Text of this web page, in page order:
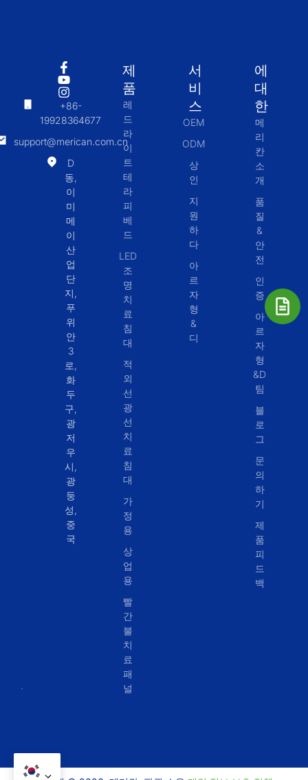
+86-
19928364677
support@merican.com.cn
D
동,
이
미
메
이
산
업
단
지,
푸
위
안
3
로,
화
두
구,
광
저
우
시,
광
둥
성,
중
국
제
품
레
드
라
이
트
테
라
피
베
드
LED
조
명
치
료
침
대
적
외
선
광
선
치
료
침
대
가
정
용
상
업
용
빨
간
불
치
료
패
널
서
비
스
OEM
ODM
상
인
지
원
하
다
아
르
자
형
&
디
에
대
한
메
리
칸
소
개
품
질
&
안
전
인
증
아
르
자
형
&D
팀
블
로
그
문
의
하
기
제
품
피
드
백